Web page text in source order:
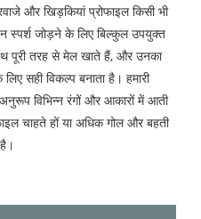
और खिड़कियां प्रोफाइल किसी भी
जोड़ने के लिए बिल्कुल उपयुक्त
पूरी तरह से मेल खाते हैं, और उनका
सही विकल्प बनाता है। हमारी
विभिन्न रंगों और आकारों में आती
चाहते हों या अधिक गोल और बहती